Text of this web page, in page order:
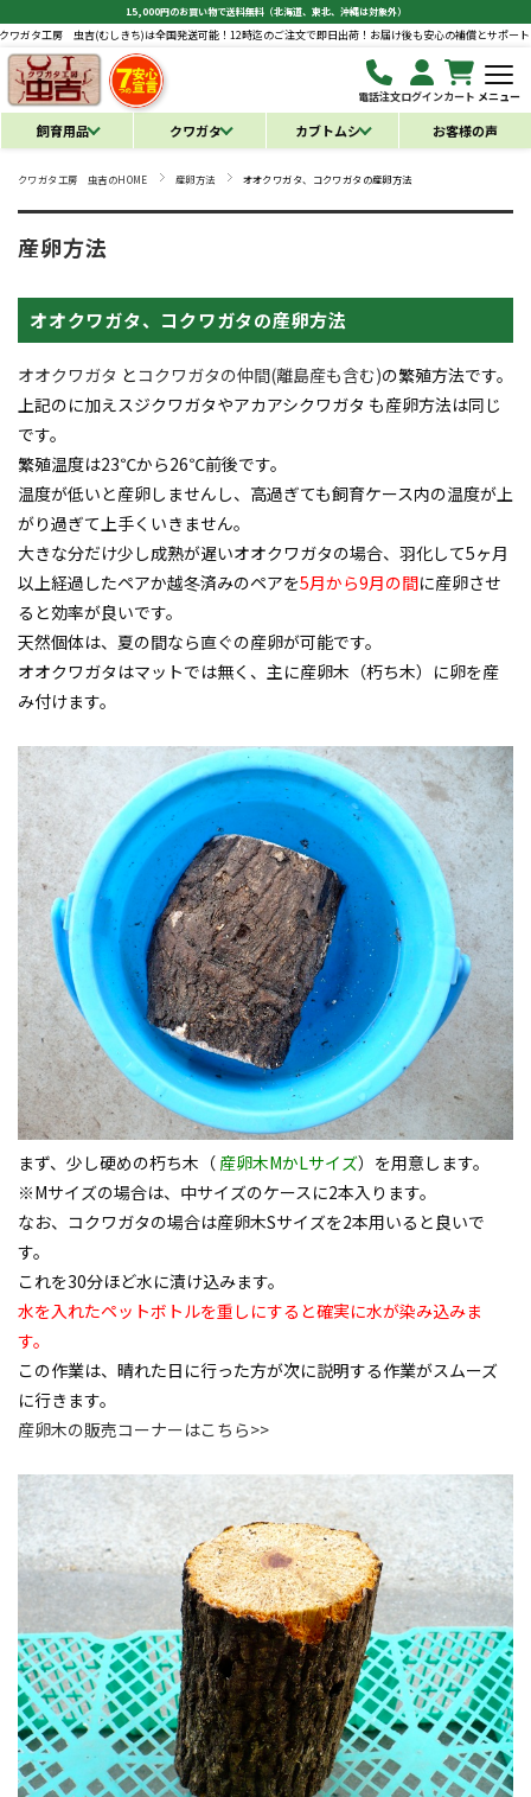
15,000円のお買い物で送料無料（北海道、東北、沖縄は対象外）
クワガタ
(むしきち)は全国発送可能！12時迄のご注文で即日出荷！お届け後も安心の補償とサポートあり♪
電話注文ログインカート メニュー
飼育用品 クワガタ カブトムシ お客様の声
クワガタ工房 虫吉のHOME 産卵方法 オオクワガタ、コクワガタの産卵方法
産卵方法
オオクワガタ、コクワガタの産卵方法
オオクワガタ とコクワガタの仲間(離島産も含む)の繁殖方法です。
上記のに加えスジクワガタやアカアシクワガタ も産卵方法は同じ
です。
繁殖温度は23℃から26℃前後です。
温度が低いと産卵しませんし、高過ぎても飼育ケース内の温度が上
がり過ぎて上手くいきません。
大きな分だけ少し成熟が遅いオオクワガタの場合、羽化して5ヶ月
以上経過したペアか越冬済みのペアを5月から9月の間に産卵させ
ると効率が良いです。
天然個体は、夏の間なら直ぐの産卵が可能です。
オオクワガタはマットでは無く、主に産卵木（朽ち木）に卵を産
み付けます。
まず、少し硬めの朽ち木（ 産卵木MかLサイズ）を用意します。
※Mサイズの場合は、中サイズのケースに2本入ります。
なお、コクワガタの場合は産卵木Sサイズを2本用いると良いで
す。
これを30分ほど水に漬け込みます。
水を入れたペットボトルを重しにすると確実に水が染み込みま
す。
この作業は、晴れた日に行った方が次に説明する作業がスムーズ
に行きます。
産卵木の販売コーナーはこちら>>